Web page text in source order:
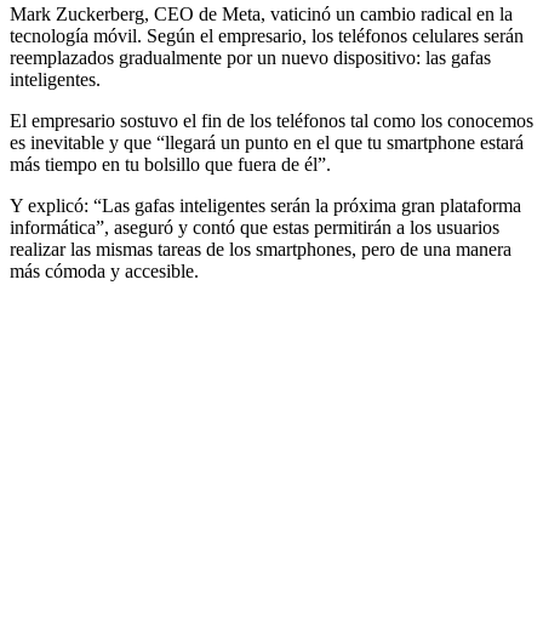
Mark Zuckerberg, CEO de Meta, vaticinó un cambio radical en la
tecnología móvil. Según el empresario, los teléfonos celulares serán
reemplazados gradualmente por un nuevo dispositivo: las gafas
inteligentes.
El empresario sostuvo el fin de los teléfonos tal como los conocemos
es inevitable y que “llegará un punto en el que tu smartphone estará
más tiempo en tu bolsillo que fuera de él”.
Y explicó: “Las gafas inteligentes serán la próxima gran plataforma
informática”, aseguró y contó que estas permitirán a los usuarios
realizar las mismas tareas de los smartphones, pero de una manera
más cómoda y accesible.